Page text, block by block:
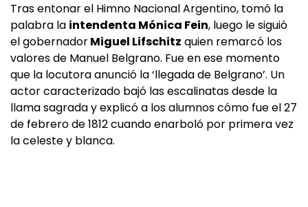
Tras entonar el Himno Nacional Argentino, tomó la
palabra la intendenta Mónica Fein, luego le siguió
el gobernadorMiguel Lifschitz quien remarcó los
valores de Manuel Belgrano. Fue en ese momento
que la locutora anunció la ‘llegada de Belgrano’. Un
actor caracterizado bajó las escalinatas desde la
llama sagrada y explicó a los alumnos cómo fue el 27
de febrero de 1812 cuando enarboló por primera vez
la celeste y blanca.